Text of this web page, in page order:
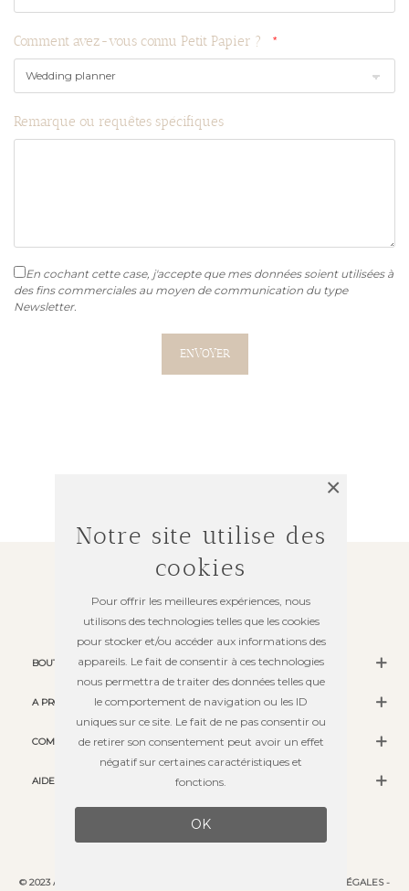
Comment avez-vous connu Petit Papier ?
Remarque ou requêtes spécifiques
En cochant cette case, j'accepte que mes données soient utilisées à
des fins commerciales au moyen de communication du type
Newsletter.
ENVOYER
BOUTIQUE
A PROPOS
COMMANDES
AIDE
© 2023 ATELIER PETIT PAPIER - TOUS DROITS RÉSERVÉS - MENTIONS LÉGALES-
Notre site utilise des
cookies
Pour offrir les meilleures expériences, nous
utilisons des technologies telles que les cookies
pour stocker et/ou accéder aux informations des
appareils. Le fait de consentir à ces technologies
nous permettra de traiter des données telles que
le comportement de navigation ou les ID
uniques sur ce site. Le fait de ne pas consentir ou
de retirer son consentement peut avoir un effet
négatif sur certaines caractéristiques et
fonctions.
OK
×